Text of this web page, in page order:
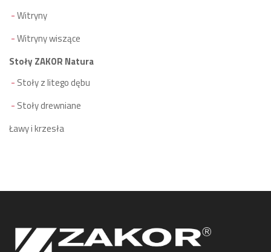
Witryny
Witryny wiszące
Stoły ZAKOR Natura
Stoły z litego dębu
Stoły drewniane
Ławy i krzesła